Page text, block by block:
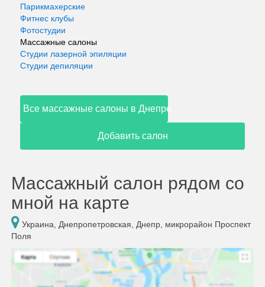
Парикмахерские
Фитнес клубы
Фотостудии
Массажные салоны
Студии лазерной эпиляции
Студии депиляции
Все массажные салоны в Днепре
Добавить салон
Массажный салон рядом со
мной на карте
Украина, Днепропетровская, Днепр, микрорайон Проспект
Поля